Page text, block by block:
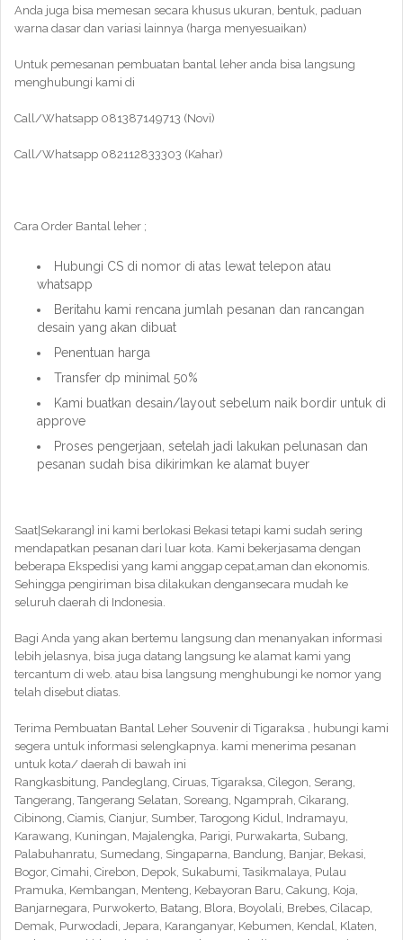
Anda juga bisa memesan secara khusus ukuran, bentuk, paduan
warna dasar dan variasi lainnya (harga menyesuaikan)
Untuk pemesanan pembuatan bantal leher anda bisa langsung
menghubungi kami di
Call/Whatsapp 081387149713 (Novi)
Call/Whatsapp 082112833303 (Kahar)
Cara Order Bantal leher ;
Hubungi CS di nomor di atas lewat telepon atau
whatsapp
Beritahu kami rencana jumlah pesanan dan rancangan
desain yang akan dibuat
Penentuan harga
Transfer dp minimal 50%
Kami buatkan desain/layout sebelum naik bordir untuk di
approve
Proses pengerjaan, setelah jadi lakukan pelunasan dan
pesanan sudah bisa dikirimkan ke alamat buyer
Saat|Sekarang} ini kami berlokasi Bekasi tetapi kami sudah sering
mendapatkan pesanan dari luar kota. Kami bekerjasama dengan
beberapa Ekspedisi yang kami anggap cepat,aman dan ekonomis.
Sehingga pengiriman bisa dilakukan dengansecara mudah ke
seluruh daerah di Indonesia.
Bagi Anda yang akan bertemu langsung dan menanyakan informasi
lebih jelasnya, bisa juga datang langsung ke alamat kami yang
tercantum di web. atau bisa langsung menghubungi ke nomor yang
telah disebut diatas.
Terima Pembuatan Bantal Leher Souvenir di Tigaraksa , hubungi kami
segera untuk informasi selengkapnya. kami menerima pesanan
untuk kota/ daerah di bawah ini
Rangkasbitung, Pandeglang, Ciruas, Tigaraksa, Cilegon, Serang,
Tangerang, Tangerang Selatan, Soreang, Ngamprah, Cikarang,
Cibinong, Ciamis, Cianjur, Sumber, Tarogong Kidul, Indramayu,
Karawang, Kuningan, Majalengka, Parigi, Purwakarta, Subang,
Palabuhanratu, Sumedang, Singaparna, Bandung, Banjar, Bekasi,
Bogor, Cimahi, Cirebon, Depok, Sukabumi, Tasikmalaya, Pulau
Pramuka, Kembangan, Menteng, Kebayoran Baru, Cakung, Koja,
Banjarnegara, Purwokerto, Batang, Blora, Boyolali, Brebes, Cilacap,
Demak, Purwodadi, Jepara, Karanganyar, Kebumen, Kendal, Klaten,